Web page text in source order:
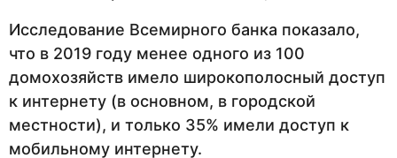
Исследование Всемирного банка показало,
что в 2019 году менее одного из 100
домохозяйств имело широкополосный доступ
к интернету (в основном, в городской
местности), и только 35% имели доступ к
мобильному интернету.